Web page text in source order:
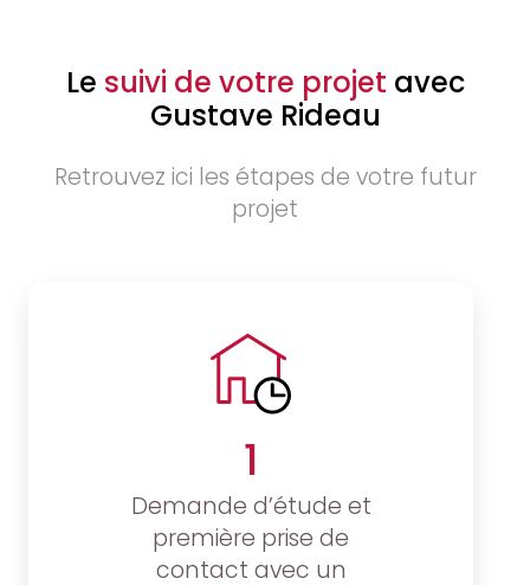
Le suivi de votre projet avec
Gustave Rideau
Retrouvez ici les étapes de votre futur
projet
1
Demande d’étude et
première prise de
contact avec un